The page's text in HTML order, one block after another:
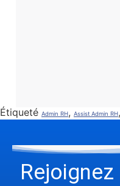
Étiqueté Admin RH, Assist Admin RH,